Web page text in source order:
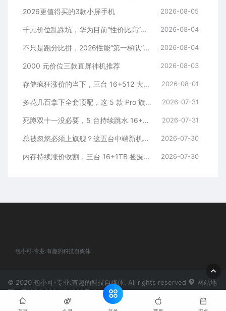
2026更值得买的3款小屏手机 2026-08-05
千元价位乱踩坑，华为目前“性价比高”的3款手机 2026-08-04
不只是跑分比拼，2026性能“第一梯队”的旗舰手机 2026-08-04
2000 元价位三款直屏神机推荐 2026-08-03
存储疯狂涨价的当下，三台 16+512 大存储旗舰，一步告别清内存内耗 2026-08-01
多花几百拿下全套顶配，这 5 款 Pro 旗舰，一步到位用好多年 2026-07-31
死蹲双十一没必要，5 台持续跳水 16+512 机型，一步稳用五年 2026-07-31
总被忽悠必须上旗舰？这五台中端新机，踏踏实实流畅五年 2026-07-30
内存持续涨价收割，三台 16+1TB 捡漏神机，安稳流畅用五年 2026-07-30
包小可-专业.有趣的科技自媒体
© 2020 包小可-专业.有趣的科技自媒体. All rights reserved
网站地
图
粤ICP备2024184932号-1